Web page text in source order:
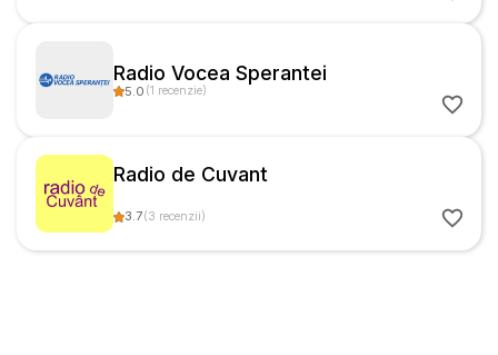
Radio Vocea Sperantei
5.0 (1 recenzie)
Radio de Cuvant
3.7(3 recenzii)